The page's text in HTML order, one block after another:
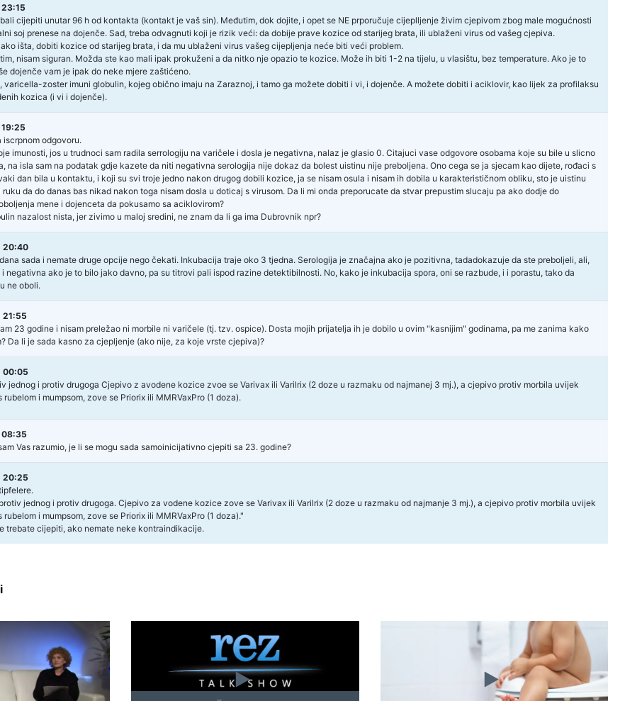
cijepiti unutar 96 h od kontakta (kontakt je vaš sin). Međutim, dok dojite, i opet se NE prporučuje cijeplljenje živim cjepivom zbog male mogućnosti
soj prenese na dojenče. Sad, treba odvagnuti koji je rizik veći: da dobije prave kozice od starijeg brata, ili ublaženi virus od vašeg cjepiva.
išta, dobiti kozice od starijeg brata, i da mu ublaženi virus vašeg cijepljenja neće biti veći problem.
nisam siguran. Možda ste kao mali ipak prokuženi a da nitko nje opazio te kozice. Može ih biti 1-2 na tijelu, u vlasištu, bez temperature. Ako je to
dojenče vam je ipak do neke mjere zaštićeno.
varicella-zoster imuni globulin, kojeg obično imaju na Zaraznoj, i tamo ga možete dobiti i vi, i dojenče. A možete dobiti i aciklovir, kao lijek za profilaksu
kozica (i vi i dojenče).
iscrpnom odgovoru.
imunosti, jos u trudnoci sam radila serrologiju na varičele i dosla je negativna, nalaz je glasio 0. Citajuci vase odgovore osobama koje su bile u slicno
na isla sam na podatak gdje kazete da niti negativna serologija nije dokaz da bolest uistinu nije preboljena. Ono cega se ja sjecam kao dijete, rođaci s
dan bila u kontaktu, i koji su svi troje jedno nakon drugog dobili kozice, ja se nisam osula i nisam ih dobila u karakterističnom obliku, sto je uistinu
da do danas bas nikad nakon toga nisam dosla u doticaj s virusom. Da li mi onda preporucate da stvar prepustim slucaju pa ako dodje do
mene i dojenceta da pokusamo sa aciklovirom?
nazalost nista, jer zivimo u maloj sredini, ne znam da li ga ima Dubrovnik npr?
20:40
sada i nemate druge opcije nego čekati. Inkubacija traje oko 3 tjedna. Serologija je značajna ako je pozitivna, tadadokazuje da ste preboljeli, ali,
negativna ako je to bilo jako davno, pa su titrovi pali ispod razine detektibilnosti. No, kako je inkubacija spora, oni se razbude, i i porastu, tako da
ne oboli.
23 godine i nisam preležao ni morbile ni varičele (tj. tzv. ospice). Dosta mojih prijatelja ih je dobilo u ovim "kasnijim" godinama, pa me zanima kako
Da li je sada kasno za cjepljenje (ako nije, za koje vrste cjepiva)?
00:05
jednog i protiv drugoga Cjepivo z avodene kozice zvoe se Varivax ili Varilrix (2 doze u razmaku od najmanej 3 mj.), a cjepivo protiv morbila uvijek
rubelom i mumpsom, zove se Priorix ili MMRVaxPro (1 doza).
Vas razumio, je li se mogu sada samoinicijativno cjepiti sa 23. godine?
20:25
jednog i protiv drugoga. Cjepivo za vodene kozice zove se Varivax ili Varilrix (2 doze u razmaku od najmanje 3 mj.), a cjepivo protiv morbila uvijek
rubelom i mumpsom, zove se Priorix ili MMRVaxPro (1 doza)."
trebate cijepiti, ako nemate neke kontraindikacije.